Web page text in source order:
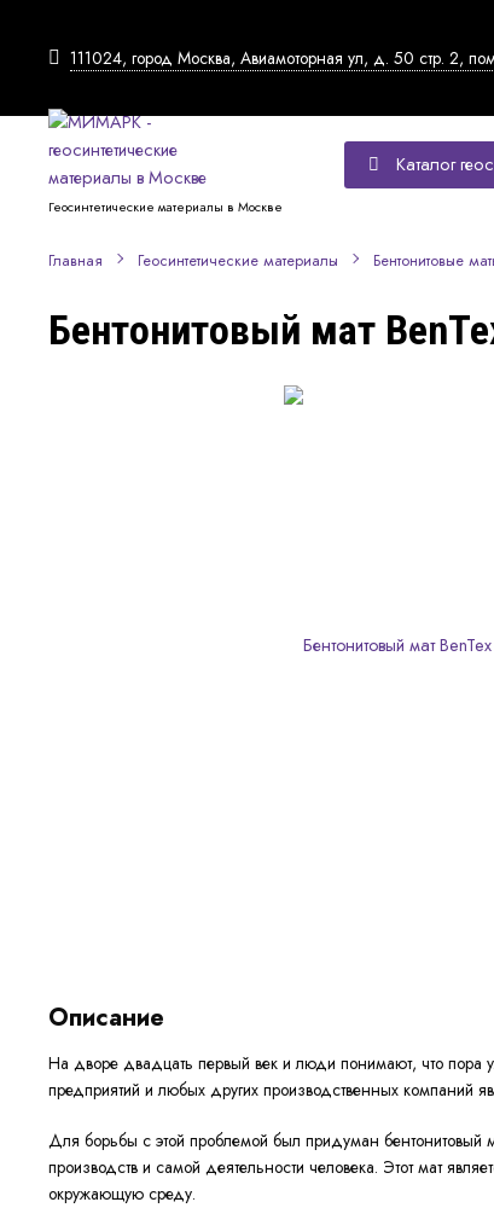
111024, город Москва, Авиамоторная ул, д. 50 стр. 2,
Геосинтетические материалы в Москве
Каталог
Главная Геосинтетические материалы Бентонитовые
Бентонитовый мат
Описание
На дворе двадцать первый век и люди понимают, что пора
предприятий и любых других производственных компаний
Для борьбы с этой проблемой был придуман бентонитовый
производств и самой деятельности человека. Этот мат
окружающую среду.